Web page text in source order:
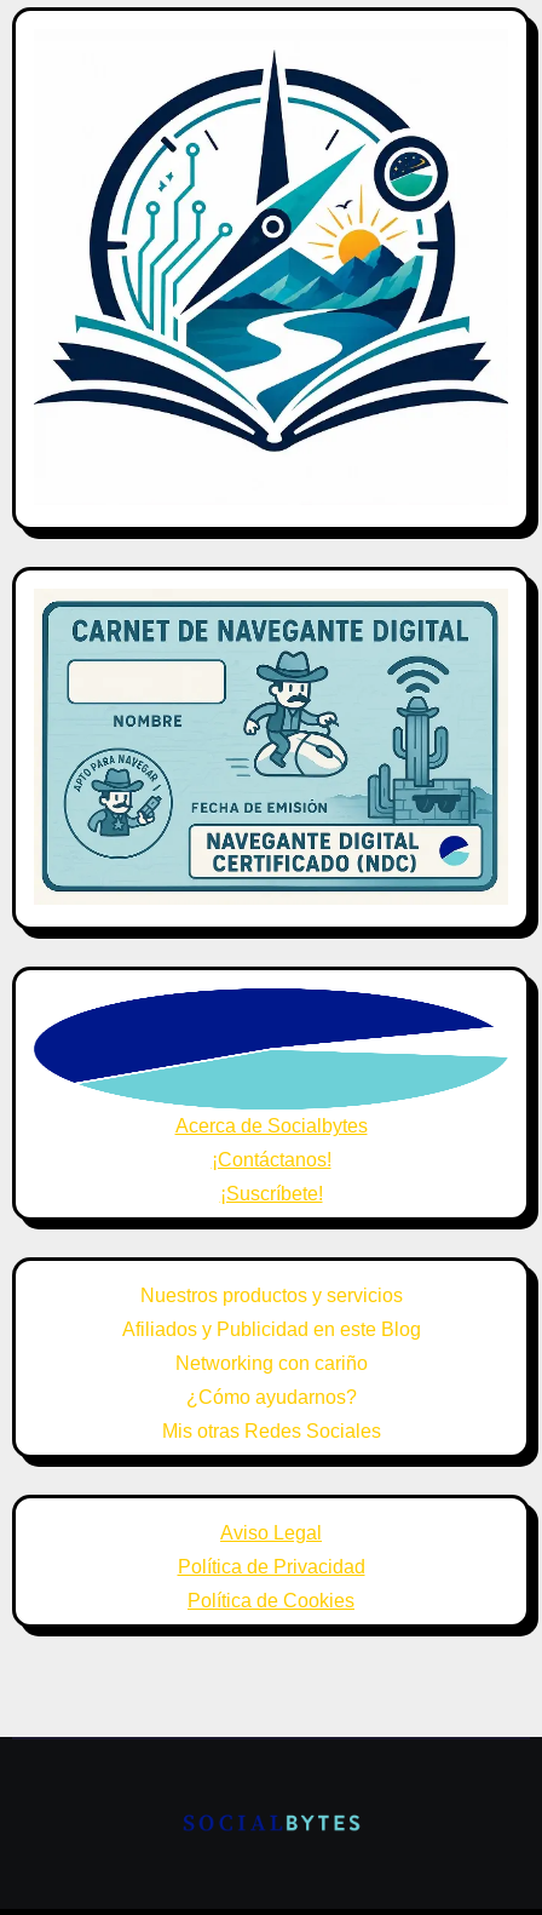
Acerca de Socialbytes
¡Contáctanos!
¡Suscríbete!
Nuestros productos y servicios
Afiliados y Publicidad en este Blog
Networking con cariño
¿Cómo ayudarnos?
Mis otras Redes Sociales
Aviso Legal
Política de Privacidad
Política de Cookies